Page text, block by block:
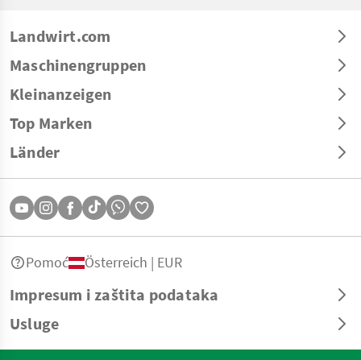
Landwirt.com
Maschinengruppen
Kleinanzeigen
Top Marken
Länder
Impresum i zaštita podataka
Usluge
Pomoć Österreich | EUR